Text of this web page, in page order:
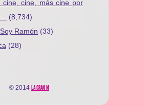
cine, cine, más cine por
(8,734)
Ramón (33)
(28)
© 2014 LA GRAN M